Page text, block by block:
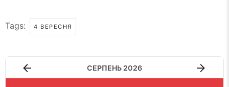
Tags: 4 ВЕРЕСНЯ
СЕРПЕНЬ 2026